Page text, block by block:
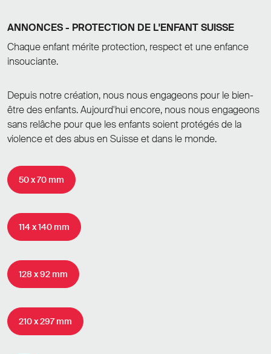
ANNONCES - PROTECTION DE L'ENFANT SUISSE
Chaque enfant mérite protection, respect et une enfance
insouciante.
Depuis notre création, nous nous engageons pour le bien-
être des enfants. Aujourd'hui encore, nous nous engageons
sans relâche pour que les enfants soient protégés de la
violence et des abus en Suisse et dans le monde.
50 x 70 mm
114 x 140 mm
128 x 92 mm
210 x 297 mm